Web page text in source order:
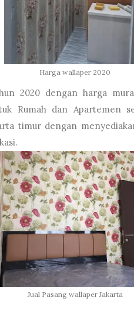
Harga wallaper 2020
2020 dengan harga
Rumah dan Apartemen
timur dengan
Jual Pasang wallaper Jakarta